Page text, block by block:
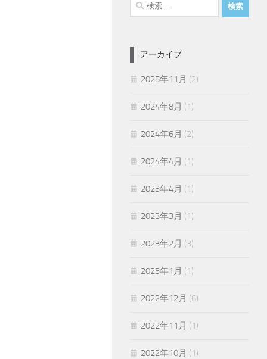
索:
アーカイブ
2025年11月 (2)
2024年8月 (1)
2024年6月 (2)
2024年4月 (1)
2023年4月 (1)
2023年3月 (1)
2023年2月 (3)
2023年1月 (1)
2022年12月 (6)
2022年11月 (1)
2022年10月 (1)